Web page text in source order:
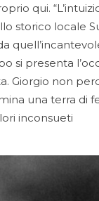
qui.
storico locale
presenta
Giorgio non
una terra di
inconsueti